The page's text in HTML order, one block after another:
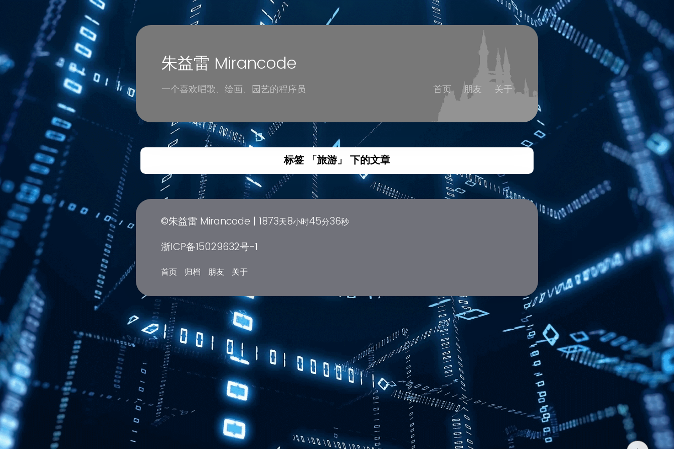
朱益雷 Mirancode
一个喜欢唱歌、绘画、园艺的程序员 首页 朋友 关于
标签 「旅游」 下的文章
©朱益雷 Mirancode | 1873天8小时45分37秒
浙ICP备15029632号-1
首页 归档 朋友 关于